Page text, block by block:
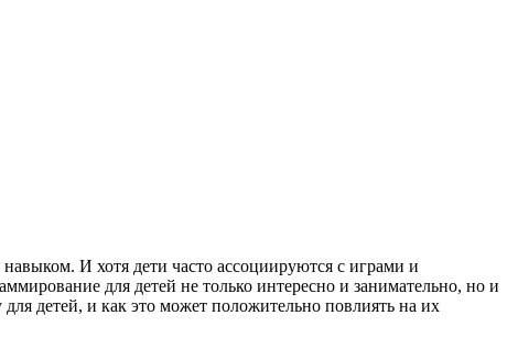
И хотя дети часто ассоциируются с играми и
для детей не только интересно и занимательно, но и
детей, и как это может положительно повлиять на их